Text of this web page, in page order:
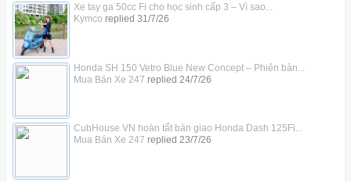
Xe tay ga 50cc Fi cho học sinh cấp 3 – Vì sao...
Kymco replied 31/7/26
Honda SH 150 Vetro Blue New Concept – Phiên bản...
Mua Bán Xe 247 replied 24/7/26
CubHouse VN hoàn tất bàn giao Honda Dash 125Fi...
Mua Bán Xe 247 replied 23/7/26